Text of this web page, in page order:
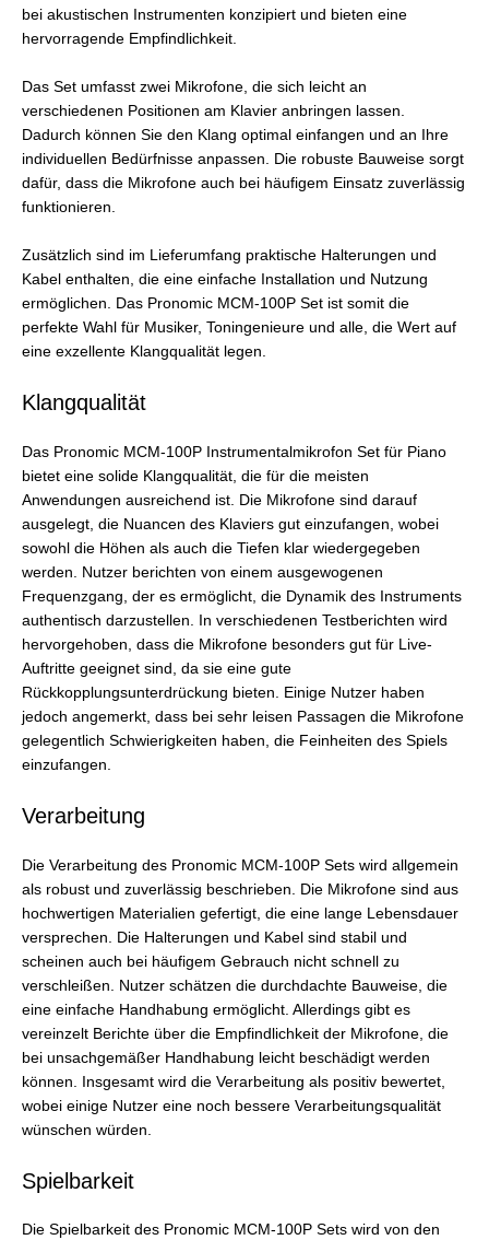
bei akustischen Instrumenten konzipiert und bieten eine
hervorragende Empfindlichkeit.
Das Set umfasst zwei Mikrofone, die sich leicht an
verschiedenen Positionen am Klavier anbringen lassen.
Dadurch können Sie den Klang optimal einfangen und an Ihre
individuellen Bedürfnisse anpassen. Die robuste Bauweise sorgt
dafür, dass die Mikrofone auch bei häufigem Einsatz zuverlässig
funktionieren.
Zusätzlich sind im Lieferumfang praktische Halterungen und
Kabel enthalten, die eine einfache Installation und Nutzung
ermöglichen. Das Pronomic MCM-100P Set ist somit die
perfekte Wahl für Musiker, Toningenieure und alle, die Wert auf
eine exzellente Klangqualität legen.
Klangqualität
Das Pronomic MCM-100P Instrumentalmikrofon Set für Piano
bietet eine solide Klangqualität, die für die meisten
Anwendungen ausreichend ist. Die Mikrofone sind darauf
ausgelegt, die Nuancen des Klaviers gut einzufangen, wobei
sowohl die Höhen als auch die Tiefen klar wiedergegeben
werden. Nutzer berichten von einem ausgewogenen
Frequenzgang, der es ermöglicht, die Dynamik des Instruments
authentisch darzustellen. In verschiedenen Testberichten wird
hervorgehoben, dass die Mikrofone besonders gut für Live-
Auftritte geeignet sind, da sie eine gute
Rückkopplungsunterdrückung bieten. Einige Nutzer haben
jedoch angemerkt, dass bei sehr leisen Passagen die Mikrofone
gelegentlich Schwierigkeiten haben, die Feinheiten des Spiels
einzufangen.
Verarbeitung
Die Verarbeitung des Pronomic MCM-100P Sets wird allgemein
als robust und zuverlässig beschrieben. Die Mikrofone sind aus
hochwertigen Materialien gefertigt, die eine lange Lebensdauer
versprechen. Die Halterungen und Kabel sind stabil und
scheinen auch bei häufigem Gebrauch nicht schnell zu
verschleißen. Nutzer schätzen die durchdachte Bauweise, die
eine einfache Handhabung ermöglicht. Allerdings gibt es
vereinzelt Berichte über die Empfindlichkeit der Mikrofone, die
bei unsachgemäßer Handhabung leicht beschädigt werden
können. Insgesamt wird die Verarbeitung als positiv bewertet,
wobei einige Nutzer eine noch bessere Verarbeitungsqualität
wünschen würden.
Spielbarkeit
Die Spielbarkeit des Pronomic MCM-100P Sets wird von den